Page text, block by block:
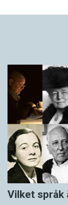
Vilket språk